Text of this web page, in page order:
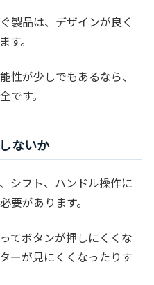
製品は、デザインが良く
す。
性が少しでもあるなら、
です。
ないか
シフト、ハンドル操作に
要があります。
てボタンが押しにくくな
ーが見にくくなったりす